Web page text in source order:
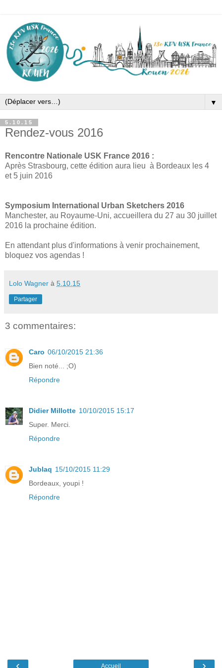
▼
5.10.15
Rendez-vous 2016
Rencontre Nationale USK France 2016 :
Après Strasbourg, cette édition aura lieu à Bordeaux les 4
et 5 juin 2016
Symposium International Urban Sketchers 2016
Manchester, au Royaume-Uni, accueillera du 27 au 30 juillet
2016 la prochaine édition.
En attendant plus d'informations à venir prochainement,
bloquez vos agendas !
Lolo Wagner à 5.10.15
Partager
3 commentaires:
Caro 06/10/2015 21:36
Bien noté... ;O)
Répondre
Didier Millotte 10/10/2015 15:17
Super. Merci.
Répondre
Jublaq 15/10/2015 11:29
Bordeaux, youpi !
Répondre
Accueil